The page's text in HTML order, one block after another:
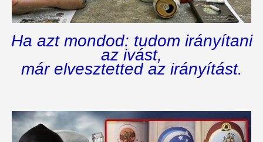
Ha azt mondod: tudom irányítani
az ivást,
már elvesztetted az irányítást.